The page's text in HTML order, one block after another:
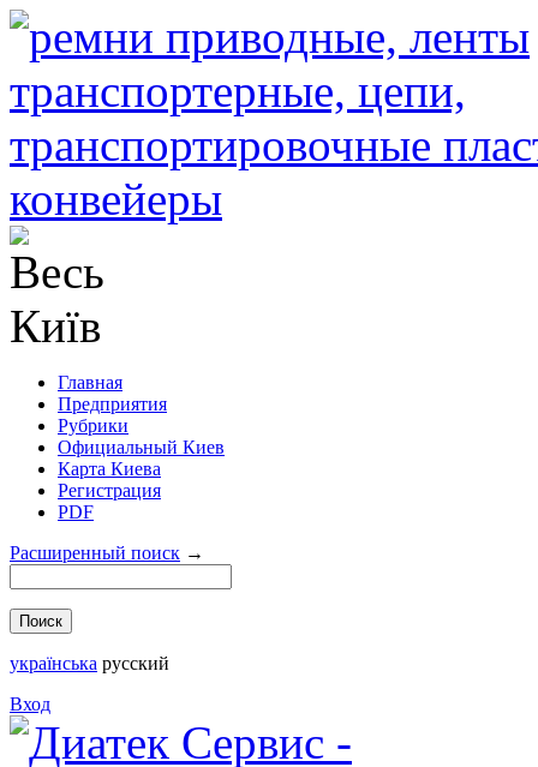
Главная
Предприятия
Рубрики
Официальный Киев
Карта Киева
Регистрация
PDF
Расширенный поиск →
українська русский
Вход